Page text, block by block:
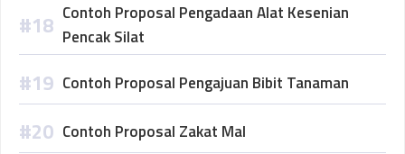
Contoh Proposal Pengadaan Alat Kesenian
Pencak Silat
Contoh Proposal Pengajuan Bibit Tanaman
Contoh Proposal Zakat Mal